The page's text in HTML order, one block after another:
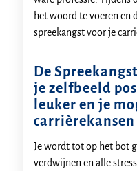
het woord te voeren en
spreekangst voor je
De
je zelfbeeld
leuker en je
Je wordt tot op het bot
verdwijnen en alle